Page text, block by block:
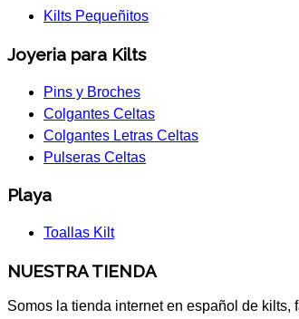
Kilts Pequeñitos
Joyeria para Kilts
Pins y Broches
Colgantes Celtas
Colgantes Letras Celtas
Pulseras Celtas
Playa
Toallas Kilt
NUESTRA TIENDA
Somos la tienda internet en español de kilts,